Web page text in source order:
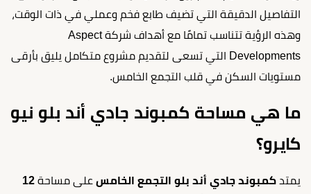
التفاصيل الدقيقة التي تضيف طابع فخم وعملي في ذات الوقت،
وهذه الرؤية تتناسب تمامًا مع أهداف شركة Aspect
Developments التي تسعى لتقديم مشروع متكامل يليق بأرقى
مستويات السكن في قلب التجمع الخامس.
ما هي مساحة كمبوند جادي أند بلو نيو
كايرو؟
يمتد كمبوند جادي أند بلو التجمع الخامس على مساحة 12